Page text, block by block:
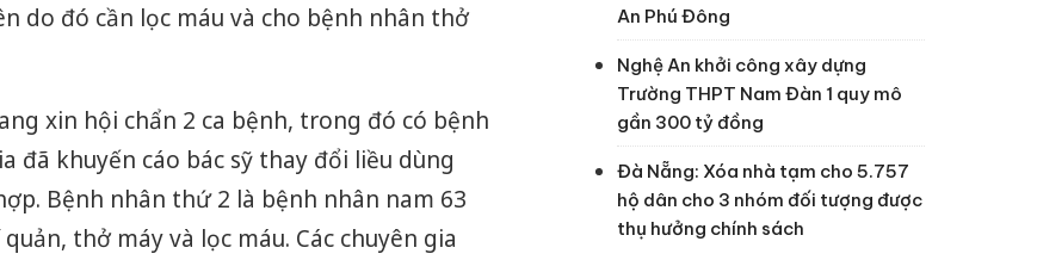
do đó cần lọc máu và cho bệnh nhân thở
xin hội chẩn 2 ca bệnh, trong đó có bệnh
đã khuyến cáo bác sỹ thay đổi liều dùng
Bệnh nhân thứ 2 là bệnh nhân nam 63
thở máy và lọc máu. Các chuyên gia
An Phú Đông
Nghệ An khởi công xây dựng
Trường THPT Nam Đàn 1 quy mô
gần 300 tỷ đồng
Đà Nẵng: Xóa nhà tạm cho 5.757
hộ dân cho 3 nhóm đối tượng được
thụ hưởng chính sách